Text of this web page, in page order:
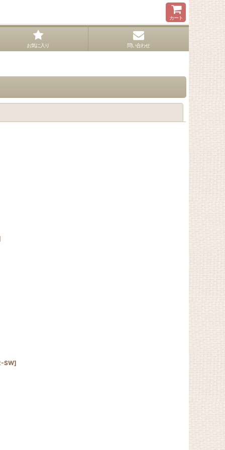
カート
お気に入り 問い合わせ
SW]